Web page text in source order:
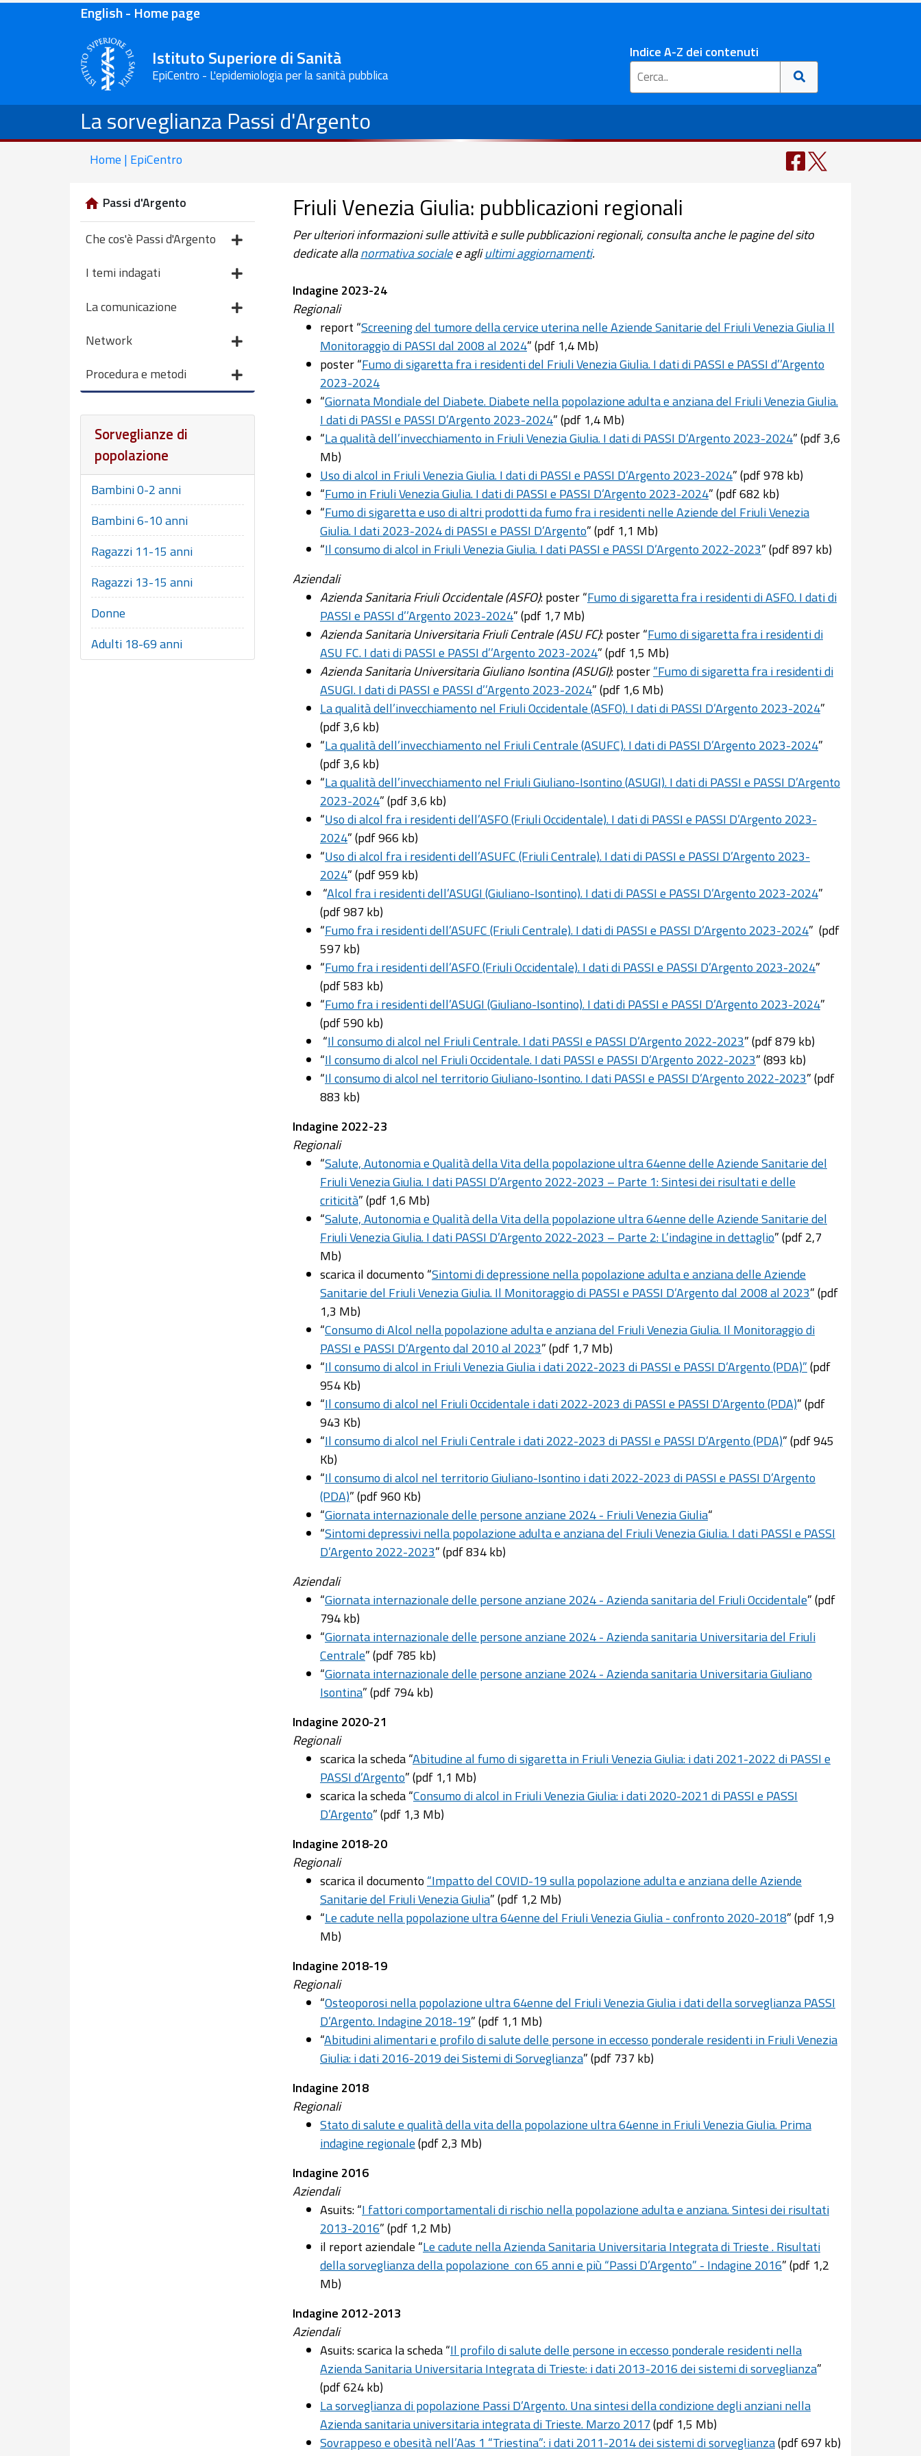
English - Home page
Istituto Superiore di Sanità
EpiCentro - L'epidemiologia per la sanità pubblica
Indice A-Z dei contenuti
La sorveglianza Passi d'Argento
Home | EpiCentro
Passi d'Argento
Che cos'è Passi d'Argento
I temi indagati
La comunicazione
Network
Procedura e metodi
Sorveglianze di
popolazione
Bambini 0-2 anni
Bambini 6-10 anni
Ragazzi 11-15 anni
Ragazzi 13-15 anni
Donne
Adulti 18-69 anni
Friuli Venezia Giulia: pubblicazioni regionali
Per ulteriori informazioni sulle attività e sulle pubblicazioni regionali, consulta anche le pagine del sito
dedicate allanormativa socialee agliultimi aggiornamenti.
Indagine 2023-24
Regionali
report “Screening del tumore della cervice uterina nelle Aziende Sanitarie del Friuli Venezia Giulia Il
Monitoraggio di PASSI dal 2008 al 2024” (pdf 1,4 Mb)
poster “Fumo di sigaretta fra i residenti del Friuli Venezia Giulia. I dati di PASSI e PASSI d’’Argento
2023-2024
“Giornata Mondiale del Diabete. Diabete nella popolazione adulta e anziana del Friuli Venezia Giulia.
I dati di PASSI e PASSI D’Argento 2023-2024” (pdf 1,4 Mb)
“La qualità dell’invecchiamento in Friuli Venezia Giulia. I dati di PASSI D’Argento 2023-2024” (pdf 3,6
Mb)
Uso di alcol in Friuli Venezia Giulia. I dati di PASSI e PASSI D’Argento 2023-2024” (pdf 978 kb)
“Fumo in Friuli Venezia Giulia. I dati di PASSI e PASSI D’Argento 2023-2024” (pdf 682 kb)
“Fumo di sigaretta e uso di altri prodotti da fumo fra i residenti nelle Aziende del Friuli Venezia
Giulia. I dati 2023-2024 di PASSI e PASSI D’Argento” (pdf 1,1 Mb)
“Il consumo di alcol in Friuli Venezia Giulia. I dati PASSI e PASSI D’Argento 2022-2023” (pdf 897 kb)
Aziendali
Azienda Sanitaria Friuli Occidentale (ASFO): poster “Fumo di sigaretta fra i residenti di ASFO. I dati di
PASSI e PASSI d’’Argento 2023-2024” (pdf 1,7 Mb)
Azienda Sanitaria Universitaria Friuli Centrale (ASU FC): poster “Fumo di sigaretta fra i residenti di
ASU FC. I dati di PASSI e PASSI d’’Argento 2023-2024” (pdf 1,5 Mb)
Azienda Sanitaria Universitaria Giuliano Isontina (ASUGI): poster“Fumo di sigaretta fra i residenti di
ASUGI. I dati di PASSI e PASSI d’’Argento 2023-2024” (pdf 1,6 Mb)
La qualità dell’invecchiamento nel Friuli Occidentale (ASFO). I dati di PASSI D’Argento 2023-2024”
(pdf 3,6 kb)
“La qualità dell’invecchiamento nel Friuli Centrale (ASUFC). I dati di PASSI D’Argento 2023-2024”
(pdf 3,6 kb)
“La qualità dell’invecchiamento nel Friuli Giuliano-Isontino (ASUGI). I dati di PASSI e PASSI D’Argento
2023-2024” (pdf 3,6 kb)
“Uso di alcol fra i residenti dell’ASFO (Friuli Occidentale). I dati di PASSI e PASSI D’Argento 2023-
2024” (pdf 966 kb)
“Uso di alcol fra i residenti dell’ASUFC (Friuli Centrale). I dati di PASSI e PASSI D’Argento 2023-
2024” (pdf 959 kb)
“Alcol fra i residenti dell’ASUGI (Giuliano-Isontino). I dati di PASSI e PASSI D’Argento 2023-2024”
(pdf 987 kb)
“Fumo fra i residenti dell’ASUFC (Friuli Centrale). I dati di PASSI e PASSI D’Argento 2023-2024” (pdf
597 kb)
“Fumo fra i residenti dell’ASFO (Friuli Occidentale). I dati di PASSI e PASSI D’Argento 2023-2024”
(pdf 583 kb)
“Fumo fra i residenti dell’ASUGI (Giuliano-Isontino). I dati di PASSI e PASSI D’Argento 2023-2024”
(pdf 590 kb)
“Il consumo di alcol nel Friuli Centrale. I dati PASSI e PASSI D’Argento 2022-2023” (pdf 879 kb)
“Il consumo di alcol nel Friuli Occidentale. I dati PASSI e PASSI D’Argento 2022-2023” (893 kb)
“Il consumo di alcol nel territorio Giuliano-Isontino. I dati PASSI e PASSI D’Argento 2022-2023” (pdf
883 kb)
Indagine 2022-23
Regionali
“Salute, Autonomia e Qualità della Vita della popolazione ultra 64enne delle Aziende Sanitarie del
Friuli Venezia Giulia. I dati PASSI D’Argento 2022-2023 – Parte 1: Sintesi dei risultati e delle
criticità” (pdf 1,6 Mb)
“Salute, Autonomia e Qualità della Vita della popolazione ultra 64enne delle Aziende Sanitarie del
Friuli Venezia Giulia. I dati PASSI D’Argento 2022-2023 – Parte 2: L’indagine in dettaglio” (pdf 2,7
Mb)
scarica il documento “Sintomi di depressione nella popolazione adulta e anziana delle Aziende
Sanitarie del Friuli Venezia Giulia. Il Monitoraggio di PASSI e PASSI D’Argento dal 2008 al 2023” (pdf
1,3 Mb)
“Consumo di Alcol nella popolazione adulta e anziana del Friuli Venezia Giulia. Il Monitoraggio di
PASSI e PASSI D’Argento dal 2010 al 2023” (pdf 1,7 Mb)
“Il consumo di alcol in Friuli Venezia Giulia i dati 2022-2023 di PASSI e PASSI D’Argento (PDA)”(pdf
954 Kb)
“Il consumo di alcol nel Friuli Occidentale i dati 2022-2023 di PASSI e PASSI D’Argento (PDA)” (pdf
943 Kb)
“Il consumo di alcol nel Friuli Centrale i dati 2022-2023 di PASSI e PASSI D’Argento (PDA)” (pdf 945
Kb)
“Il consumo di alcol nel territorio Giuliano-Isontino i dati 2022-2023 di PASSI e PASSI D’Argento
(PDA)” (pdf 960 Kb)
“Giornata internazionale delle persone anziane 2024 - Friuli Venezia Giulia“
“Sintomi depressivi nella popolazione adulta e anziana del Friuli Venezia Giulia. I dati PASSI e PASSI
D’Argento 2022-2023” (pdf 834 kb)
Aziendali
“Giornata internazionale delle persone anziane 2024 - Azienda sanitaria del Friuli Occidentale” (pdf
794 kb)
“Giornata internazionale delle persone anziane 2024 - Azienda sanitaria Universitaria del Friuli
Centrale” (pdf 785 kb)
“Giornata internazionale delle persone anziane 2024 - Azienda sanitaria Universitaria Giuliano
Isontina” (pdf 794 kb)
Indagine 2020-21
Regionali
scarica la scheda “Abitudine al fumo di sigaretta in Friuli Venezia Giulia: i dati 2021-2022 di PASSI e
PASSI d’Argento” (pdf 1,1 Mb)
scarica la scheda “Consumo di alcol in Friuli Venezia Giulia: i dati 2020-2021 di PASSI e PASSI
D’Argento” (pdf 1,3 Mb)
Indagine 2018-20
Regionali
scarica il documento “Impatto del COVID-19 sulla popolazione adulta e anziana delle Aziende
Sanitarie del Friuli Venezia Giulia” (pdf 1,2 Mb)
“Le cadute nella popolazione ultra 64enne del Friuli Venezia Giulia - confronto 2020-2018” (pdf 1,9
Mb)
Indagine 2018-19
Regionali
“Osteoporosi nella popolazione ultra 64enne del Friuli Venezia Giulia i dati della sorveglianza PASSI
D’Argento. Indagine 2018-19” (pdf 1,1 Mb)
“Abitudini alimentari e profilo di salute delle persone in eccesso ponderale residenti in Friuli Venezia
Giulia: i dati 2016-2019 dei Sistemi di Sorveglianza” (pdf 737 kb)
Indagine 2018
Regionali
Stato di salute e qualità della vita della popolazione ultra 64enne in Friuli Venezia Giulia. Prima
indagine regionale(pdf 2,3 Mb)
Indagine 2016
Aziendali
Asuits: “I fattori comportamentali di rischio nella popolazione adulta e anziana. Sintesi dei risultati
2013-2016” (pdf 1,2 Mb)
il report aziendale “Le cadute nella Azienda Sanitaria Universitaria Integrata di Trieste . Risultati
della sorveglianza della popolazione con 65 anni e più “Passi D’Argento” - Indagine 2016” (pdf 1,2
Mb)
Indagine 2012-2013
Aziendali
Asuits: scarica la scheda “Il profilo di salute delle persone in eccesso ponderale residenti nella
Azienda Sanitaria Universitaria Integrata di Trieste: i dati 2013-2016 dei sistemi di sorveglianza”
(pdf 624 kb)
La sorveglianza di popolazione Passi D’Argento. Una sintesi della condizione degli anziani nella
Azienda sanitaria universitaria integrata di Trieste. Marzo 2017(pdf 1,5 Mb)
Sovrappeso e obesità nell’Aas 1 “Triestina”: i dati 2011-2014 dei sistemi di sorveglianza(pdf 697 kb)